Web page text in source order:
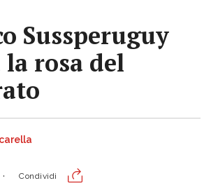
Sussperuguy
rosa del
Condividi